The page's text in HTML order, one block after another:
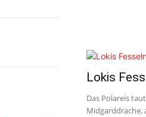
Lokis
Das Polareis
Midgarddrache,